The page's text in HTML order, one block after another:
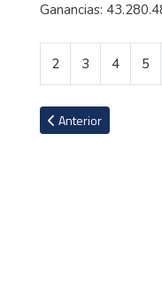
Ganancias:
2 3 4 5
Artículo anterior: Los
Anterior